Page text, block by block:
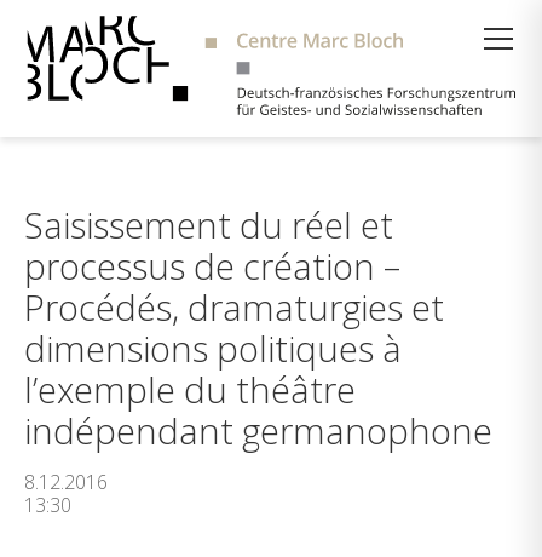
Saisissement du réel et
processus de création –
Procédés, dramaturgies et
dimensions politiques à
l’exemple du théâtre
indépendant germanophone
8.12.2016
13:30